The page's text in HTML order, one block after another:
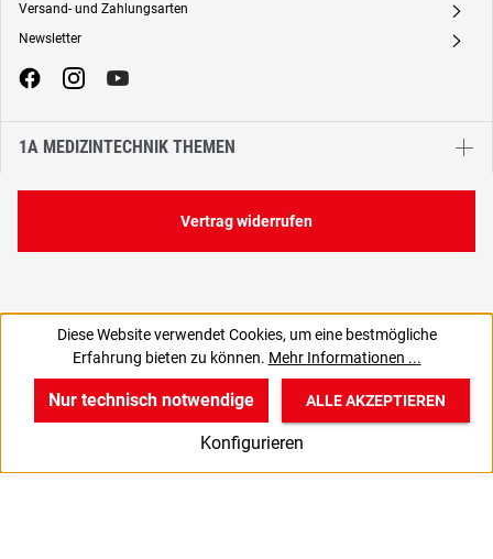
Versand- und Zahlungsarten A
Newsletter A
1A MEDIZINTECHNIK THEMEN
Vertrag widerrufen
Diese Website verwendet Cookies, um eine bestmögliche
Erfahrung bieten zu können. Mehr Informationen ...
Nur technisch notwendige
Konfigurieren
ALLE AKZEPTIEREN
v
Produkte
B